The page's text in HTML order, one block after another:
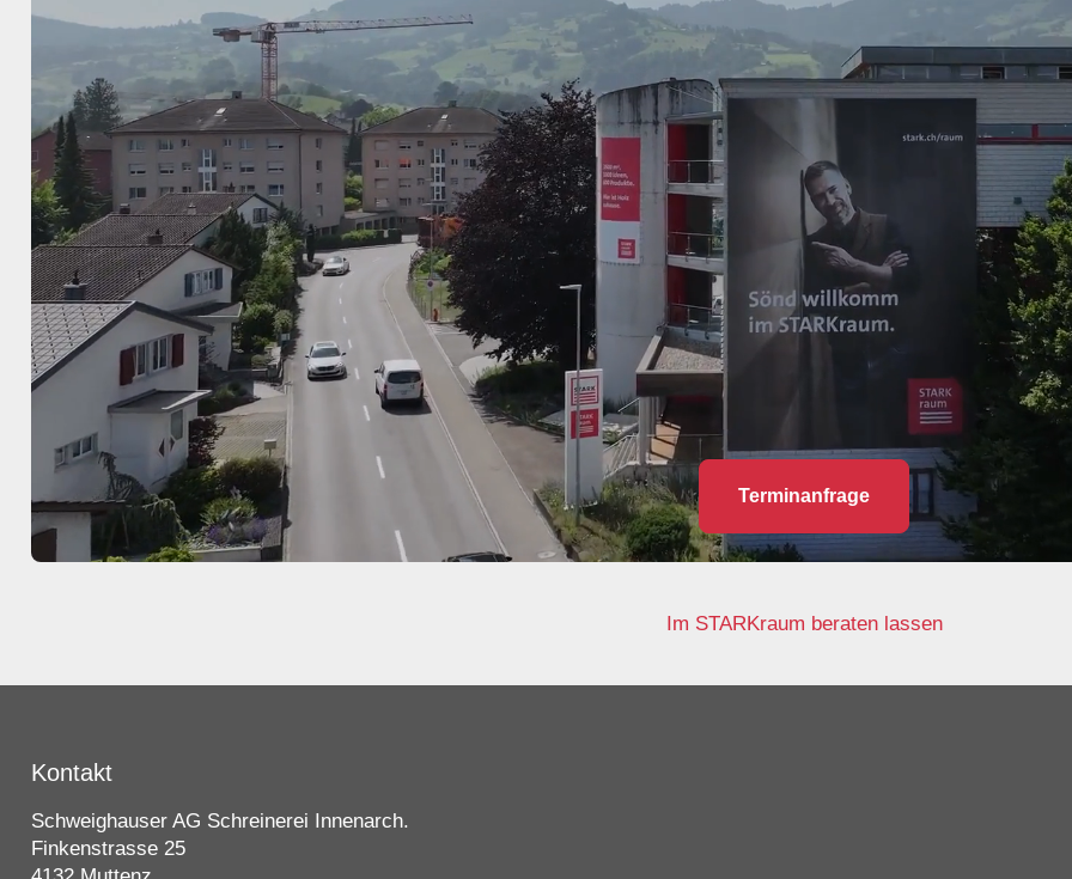
Terminanfrage
Im STARKraum beraten lassen
Kontakt
Schweighauser AG Schreinerei Innenarch.
Finkenstrasse 25